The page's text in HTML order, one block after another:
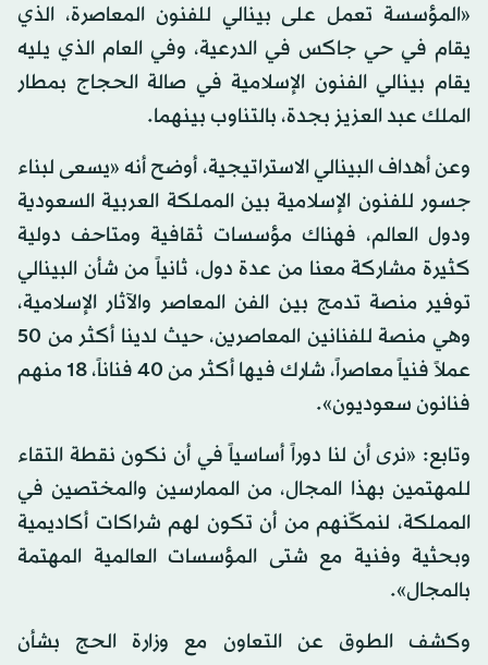
«المؤسسة تعمل على بينالي للفنون المعاصرة، الذي
يقام في حي جاكس في الدرعية، وفي العام الذي يليه
يقام بينالي الفنون الإسلامية في صالة الحجاج بمطار
الملك عبد العزيز بجدة، بالتناوب بينهما.
وعن أهداف البينالي الاستراتيجية، أوضح أنه «يسعى لبناء
جسور للفنون الإسلامية بين المملكة العربية السعودية
ودول العالم، فهناك مؤسسات ثقافية ومتاحف دولية
كثيرة مشاركة معنا من عدة دول، ثانياً من شأن البينالي
توفير منصة تدمج بين الفن المعاصر والآثار الإسلامية،
وهي منصة للفنانين المعاصرين، حيث لدينا أكثر من 50
عملاً فنياً معاصراً، شارك فيها أكثر من 40 فناناً، 18 منهم
فنانون سعوديون».
وتابع: «نرى أن لنا دوراً أساسياً في أن نكون نقطة التقاء
للمهتمين بهذا المجال، من الممارسين والمختصين في
المملكة، لنمكّنهم من أن تكون لهم شراكات أكاديمية
وبحثية وفنية مع شتى المؤسسات العالمية المهتمة
بالمجال».
وكشف الطوق عن التعاون مع وزارة الحج بشأن